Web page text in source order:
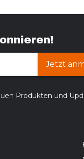
Jetzt
Produkten und